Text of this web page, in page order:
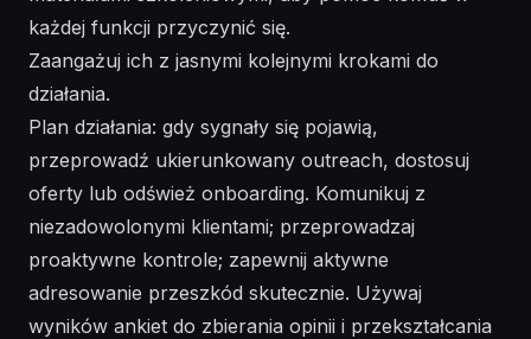
każdej funkcji przyczynić się.
Zaangażuj ich z jasnymi kolejnymi krokami do
działania.
Plan działania: gdy sygnały się pojawią,
przeprowadź ukierunkowany outreach, dostosuj
oferty lub odśwież onboarding. Komunikuj z
niezadowolonymi klientami; przeprowadzaj
proaktywne kontrole; zapewnij aktywne
adresowanie przeszkód skutecznie. Używaj
wyników ankiet do zbierania opinii i przekształcania